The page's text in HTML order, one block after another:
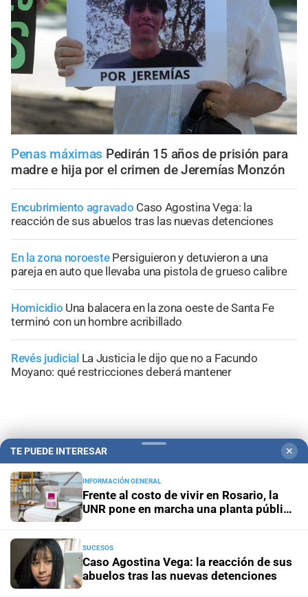
Penas máximas Pedirán 15 años de prisión para
madre e hija por el crimen de Jeremías Monzón
Encubrimiento agravado Caso Agostina Vega: la
reacción de sus abuelos tras las nuevas detenciones
En la zona noroeste Persiguieron y detuvieron a una
pareja en auto que llevaba una pistola de grueso calibre
Homicidio Una balacera en la zona oeste de Santa Fe
terminó con un hombre acribillado
Revés judicial La Justicia le dijo que no a Facundo
Moyano: qué restricciones deberá mantener
+Información General
TE PUEDE INTERESAR ✕
INFORMACIÓN GENERAL
Frente al costo de vivir en Rosario, la
UNR pone en marcha una planta pública
SUCESOS
Caso Agostina Vega: la reacción de sus
abuelos tras las nuevas detenciones